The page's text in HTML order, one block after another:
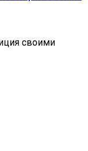
своими